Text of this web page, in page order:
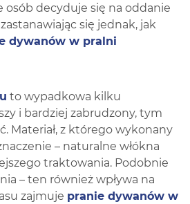
decyduje się na oddanie
się jednak, jak
dywanów w pralni
to wypadkowa kilku
i bardziej zabrudzony, tym
Materiał, z którego wykonany
– naturalne włókna
traktowania. Podobnie
– ten również wpływa na
zajmuje pranie dywanów w